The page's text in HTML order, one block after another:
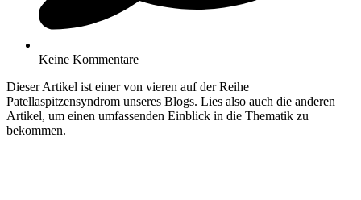
Keine Kommentare
Dieser Artikel ist einer von vieren auf der Reihe
Patellaspitzensyndrom unseres Blogs. Lies also auch die anderen
Artikel, um einen umfassenden Einblick in die Thematik zu
bekommen.